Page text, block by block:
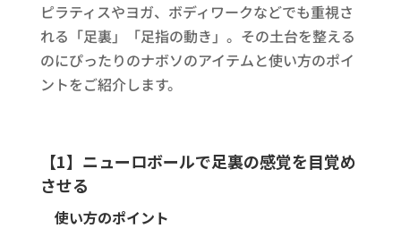
ピラティスやヨガ、ボディワークなどでも重視さ
れる「足裏」「足指の動き」。その土台を整える
のにぴったりのナボソのアイテムと使い方のポイ
ントをご紹介します。
【1】ニューロボールで足裏の感覚を目覚め
させる
使い方のポイント